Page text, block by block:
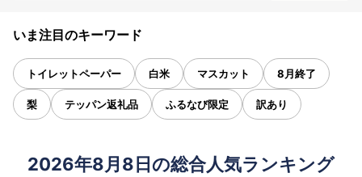
いま注目のキーワード
トイレットペーパー 白米 マスカット 8月終了
梨 テッパン返礼品 ふるなび限定 訳あり
2026年8月8日の総合人気ランキング